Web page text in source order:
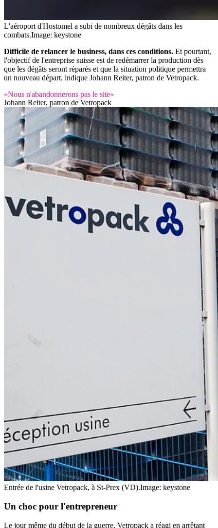
L'aéroport d'Hostomel a subi de nombreux dégâts dans les
combats.Image: keystone
Difficile de relancer le business, dans ces conditions. Et pourtant,
l'objectif de l'entreprise suisse est de redémarrer la production dès
que les dégâts seront réparés et que la situation politique permettra
un nouveau départ, indique Johann Reiter, patron de Vetropack.
«Nous n'abandonnerons pas le site»
Johann Reiter, patron de Vetropack
Entrée de l'usine Vetropack, à St-Prex (VD).Image: keystone
Un choc pour l'entrepreneur
Le jour même du début de la guerre, Vetropack a réagi en arrêtant